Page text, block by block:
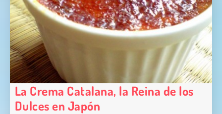
La Crema Catalana, la Reina de los
Dulces en Japón